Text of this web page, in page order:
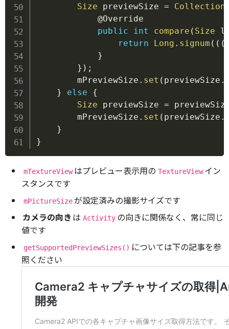
Size previewSize =
@Override
public
int compare ( Size
return
Long . signum ( ( (
}
} ) ;
        mPreviewSize
. set ( previewSize .
}
else
{
Size previewSize =
        mPreviewSize
. set ( previewSize .
}
}
mTextureView はプレビュー表示用の TextureView イン
スタンスです
mPictureSize が設定済みの撮影サイズです
カメラの向き は Activity の向きに関係なく、常に同じ
値です
getSupportedPreviewSizes() については下の記事を参
照ください